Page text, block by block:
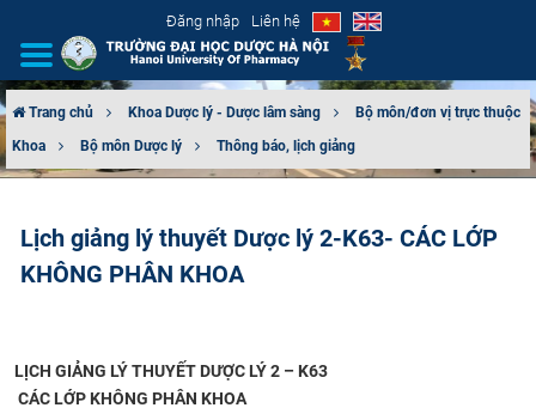
Đăng nhập Liên hệ
GIỚI THIỆU
TUYỂN SINH
ĐẢM BẢO CHẤT LƯỢNG
Trang chủ Khoa Dược lý - Dược lâm sàng
Bộ môn/đơn vị trực thuộc
Khoa
Bộ môn Dược lý Thông báo, lịch giảng
Lịch giảng lý thuyết Dược lý 2-K63- CÁC LỚP
KHÔNG PHÂN KHOA
LỊCH GIẢNG LÝ THUYẾT DƯỢC LÝ 2 – K63
CÁC LỚP KHÔNG PHÂN KHOA